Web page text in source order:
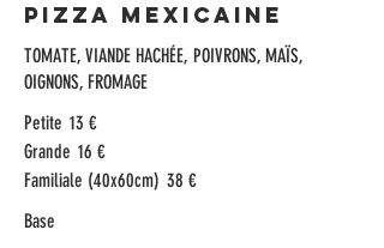
Pizza Mexicaine
TOMATE, VIANDE HACHÉE, POIVRONS, MAÏS,
OIGNONS, FROMAGE
Petite 13 €
Grande 16 €
Familiale (40x60cm) 38 €
Base